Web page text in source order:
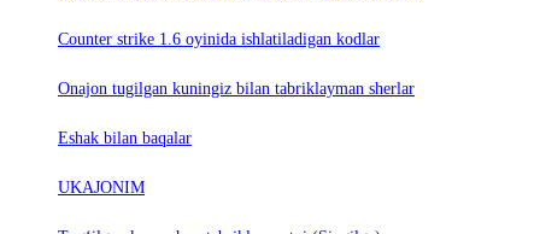
Counter strike 1.6 oyinida ishlatiladigan kodlar
Onajon tugilgan kuningiz bilan tabriklayman sherlar
Eshak bilan baqalar
UKAJONIM